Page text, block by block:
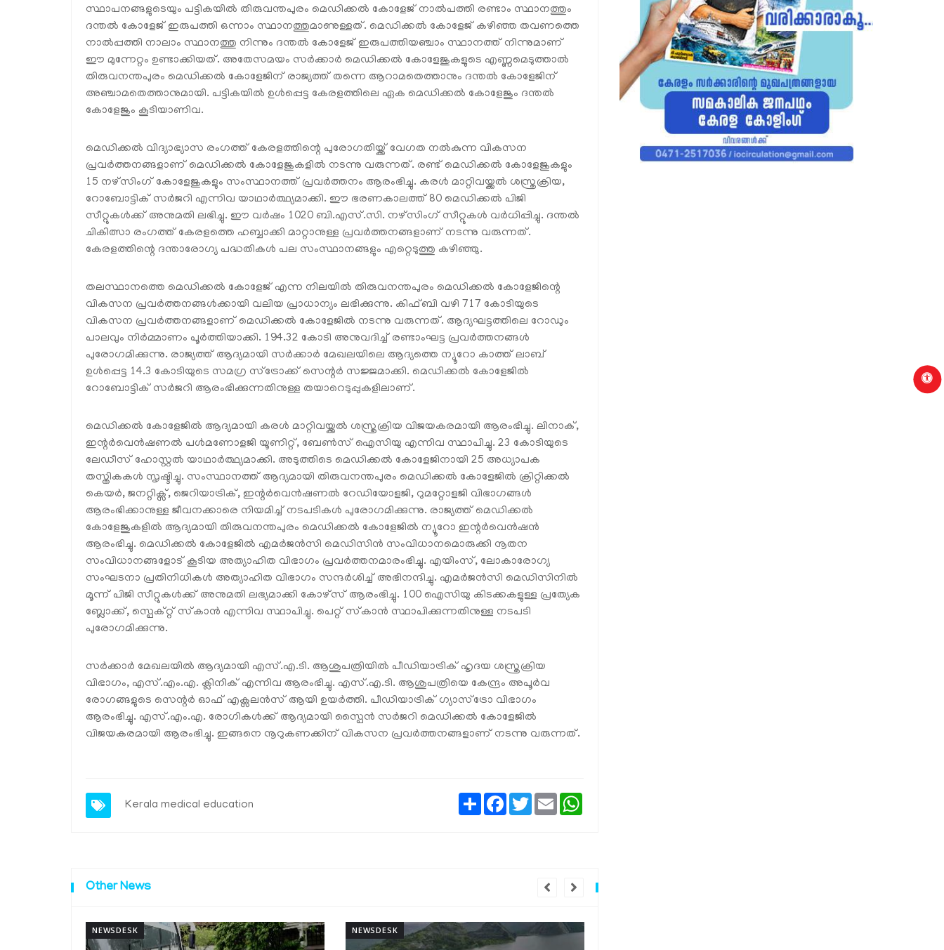
സ്ഥാപനങ്ങളുടെയും പട്ടികയില്‍ തിരുവന്തപുരം മെഡിക്കല്‍ കോളേജ് നാല്‍പത്തി രണ്ടാം സ്ഥാനത്തും
ദന്തല്‍ കോളേജ് ഇരുപത്തി ഒന്നാം സ്ഥാനത്തുമാണുള്ളത്. മെഡിക്കല്‍ കോളേജ് കഴിഞ്ഞ തവണത്തെ
നാല്‍പ്പത്തി നാലാം സ്ഥാനത്തു നിന്നും ദന്തല്‍ കോളേജ് ഇരുപത്തിയഞ്ചാം സ്ഥാനത്ത് നിന്നുമാണ്
ഈ മുന്നേറ്റം ഉണ്ടാക്കിയത്. അതേസമയം സര്‍ക്കാര്‍ മെഡിക്കല്‍ കോളേജുകളുടെ എണ്ണമെടുത്താല്‍
തിരുവനന്തപുരം മെഡിക്കല്‍ കോളേജിന് രാജ്യത്ത് തന്നെ ആറാമതെത്താനും ദന്തല്‍ കോളേജിന്
അഞ്ചാമതെത്താനുമായി. പട്ടികയില്‍ ഉള്‍പ്പെട്ട കേരളത്തിലെ ഏക മെഡിക്കല്‍ കോളേജും ദന്തല്‍
കോളേജും കൂടിയാണിവ.
മെഡിക്കല്‍ വിദ്യാഭ്യാസ രംഗത്ത് കേരളത്തിന്റെ പുരോഗതിയ്ക്ക് വേഗത നല്‍കുന്ന വികസന
പ്രവര്‍ത്തനങ്ങളാണ് മെഡിക്കല്‍ കോളേജുകളില്‍ നടന്നു വരുന്നത്. രണ്ട് മെഡിക്കല്‍ കോളേജുകളും
15 നഴ്സിംഗ് കോളേജുകളും സംസ്ഥാനത്ത് പ്രവര്‍ത്തനം ആരംഭിച്ചു. കരള്‍ മാറ്റിവയ്ക്കല്‍ ശസ്ത്രക്രിയ,
റോബോട്ടിക് സര്‍ജറി എന്നിവ യാഥാര്‍ത്ഥ്യമാക്കി. ഈ ഭരണകാലത്ത് 80 മെഡിക്കല്‍ പിജി
സീറ്റുകള്‍ക്ക് അനുമതി ലഭിച്ചു. ഈ വര്‍ഷം 1020 ബി.എസ്.സി. നഴ്സിംഗ് സീറ്റുകള്‍ വര്‍ധിപ്പിച്ചു. ദന്തല്‍
ചികിത്സാ രംഗത്ത് കേരളത്തെ ഹബ്ബാക്കി മാറ്റാനുള്ള പ്രവര്‍ത്തനങ്ങളാണ് നടന്നു വരുന്നത്.
കേരളത്തിന്റെ ദന്താരോഗ്യ പദ്ധതികള്‍ പല സംസ്ഥാനങ്ങളും എറ്റെടുത്തു കഴിഞ്ഞു.
തലസ്ഥാനത്തെ മെഡിക്കല്‍ കോളേജ് എന്ന നിലയില്‍ തിരുവനന്തപുരം മെഡിക്കല്‍ കോളേജിന്റെ
വികസന പ്രവര്‍ത്തനങ്ങള്‍ക്കായി വലിയ പ്രാധാന്യം ലഭിക്കുന്നു. കിഫ്ബി വഴി 717 കോടിയുടെ
വികസന പ്രവര്‍ത്തനങ്ങളാണ് മെഡിക്കല്‍ കോളേജില്‍ നടന്നു വരുന്നത്. ആദ്യഘട്ടത്തിലെ റോഡും
പാലവും നിര്‍മ്മാണം പൂര്‍ത്തിയാക്കി. 194.32 കോടി അനുവദിച്ച് രണ്ടാംഘട്ട പ്രവര്‍ത്തനങ്ങള്‍
പുരോഗമിക്കുന്നു. രാജ്യത്ത് ആദ്യമായി സര്‍ക്കാര്‍ മേഖലയിലെ ആദ്യത്തെ ന്യൂറോ കാത്ത് ലാബ്
ഉള്‍പ്പെട്ട 14.3 കോടിയുടെ സമഗ്ര സ്‌ട്രോക്ക് സെന്റര്‍ സജ്ജമാക്കി. മെഡിക്കല്‍ കോളേജില്‍
റോബോട്ടിക് സര്‍ജറി ആരംഭിക്കുന്നതിനുള്ള തയാറെടുപ്പുകളിലാണ്.
മെഡിക്കല്‍ കോളേജില്‍ ആദ്യമായി കരള്‍ മാറ്റിവയ്ക്കല്‍ ശസ്ത്രക്രിയ വിജയകരമായി ആരംഭിച്ചു. ലിനാക്,
ഇന്റര്‍വെന്‍ഷണല്‍ പള്‍മണോളജി യൂണിറ്റ്, ബേണ്‍സ് ഐസിയു എന്നിവ സ്ഥാപിച്ചു. 23 കോടിയുടെ
ലേഡീസ് ഹോസ്റ്റല്‍ യാഥാര്‍ത്ഥ്യമാക്കി. അടുത്തിടെ മെഡിക്കല്‍ കോളേജിനായി 25 അധ്യാപക
തസ്തികകള്‍ സൃഷ്ടിച്ചു. സംസ്ഥാനത്ത് ആദ്യമായി തിരുവനന്തപുരം മെഡിക്കല്‍ കോളേജില്‍ ക്രിറ്റിക്കല്‍
കെയര്‍, ജനറ്റിക്സ്, ജെറിയാട്രിക്, ഇന്റര്‍വെന്‍ഷണല്‍ റേഡിയോളജി, റുമറ്റോളജി വിഭാഗങ്ങള്‍
ആരംഭിക്കാനുള്ള ജീവനക്കാരെ നിയമിച്ച് നടപടികള്‍ പുരോഗമിക്കുന്നു. രാജ്യത്ത് മെഡിക്കല്‍
കോളേജുകളില്‍ ആദ്യമായി തിരുവനന്തപുരം മെഡിക്കല്‍ കോളേജില്‍ ന്യൂറോ ഇന്റര്‍വെന്‍ഷന്‍
ആരംഭിച്ചു. മെഡിക്കല്‍ കോളേജില്‍ എമര്‍ജന്‍സി മെഡിസിന്‍ സംവിധാനമൊരുക്കി നൂതന
സംവിധാനങ്ങളോട് കൂടിയ അത്യാഹിത വിഭാഗം പ്രവര്‍ത്തനമാരംഭിച്ചു. എയിംസ്, ലോകാരോഗ്യ
സംഘടനാ പ്രതിനിധികള്‍ അത്യാഹിത വിഭാഗം സന്ദര്‍ശിച്ച് അഭിനന്ദിച്ചു. എമര്‍ജന്‍സി മെഡിസിനില്‍
മൂന്ന് പിജി സീറ്റുകള്‍ക്ക് അനുമതി ലഭ്യമാക്കി കോഴ്‌സ് ആരംഭിച്ചു. 100 ഐസിയു കിടക്കകളുള്ള പ്രത്യേക
ബ്ലോക്ക്, സ്പെക്റ്റ് സ്‌കാന്‍ എന്നിവ സ്ഥാപിച്ചു. പെറ്റ് സ്‌കാന്‍ സ്ഥാപിക്കുന്നതിനുള്ള നടപടി
പുരോഗമിക്കുന്നു.
സര്‍ക്കാര്‍ മേഖലയില്‍ ആദ്യമായി എസ്.എ.ടി. ആശുപത്രിയില്‍ പീഡിയാട്രിക് ഹൃദയ ശസ്ത്രക്രിയ
വിഭാഗം, എസ്.എം.എ. ക്ലിനിക് എന്നിവ ആരംഭിച്ചു. എസ്.എ.ടി. ആശുപത്രിയെ കേന്ദ്രം അപൂര്‍വ
രോഗങ്ങളുടെ സെന്റര്‍ ഓഫ് എക്സലന്‍സ് ആയി ഉയര്‍ത്തി. പീഡിയാട്രിക് ഗ്യാസ്‌ട്രോ വിഭാഗം
ആരംഭിച്ചു. എസ്.എം.എ. രോഗികള്‍ക്ക് ആദ്യമായി സ്പൈന്‍ സര്‍ജറി മെഡിക്കല്‍ കോളേജില്‍
വിജയകരമായി ആരംഭിച്ചു. ഇങ്ങനെ നൂറുകണക്കിന് വികസന പ്രവര്‍ത്തനങ്ങളാണ് നടന്നു വരുന്നത്.
Kerala medical education
ShareFacebook
TwitterEmail
Other News
NEWSDESK NEWSDESK